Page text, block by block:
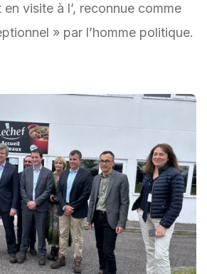
visite à l’, reconnue comme
» par l’homme politique.